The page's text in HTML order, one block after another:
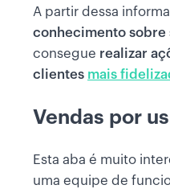
A partir dessa
conhecimento sobre
consegue realizar
clientes mais
Vendas por
Esta aba é muito
uma equipe de